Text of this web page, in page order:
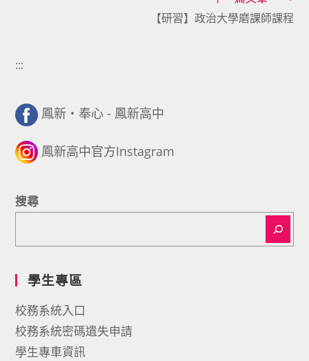
【研習】政治大學磨課師課程
:::
鳳新・奉心 - 鳳新高中
鳳新高中官方Instagram
搜尋
學生專區
校務系統入口
校務系統密碼遺失申請
學生專車資訊